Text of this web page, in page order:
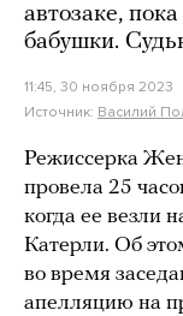
автозаке,
бабушки.
11:45, 30 ноября 2023
Источник: Василий
Режиссерка
провела 25
когда ее везли
Катерли. Об
во время
апелляцию на